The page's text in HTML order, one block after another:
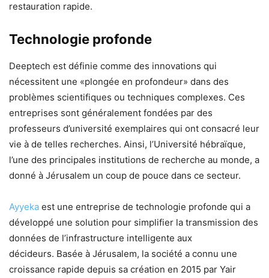
restauration rapide.
Technologie profonde
Deeptech est définie comme des innovations qui
nécessitent une «plongée en profondeur» dans des
problèmes scientifiques ou techniques complexes. Ces
entreprises sont généralement fondées par des
professeurs d’université exemplaires qui ont consacré leur
vie à de telles recherches. Ainsi, l’Université hébraïque,
l’une des principales institutions de recherche au monde, a
donné à Jérusalem un coup de pouce dans ce secteur.
Ayyeka est une entreprise de technologie profonde qui a
développé une solution pour simplifier la transmission des
données de l’infrastructure intelligente aux
décideurs. Basée à Jérusalem, la société a connu une
croissance rapide depuis sa création en 2015 par Yair